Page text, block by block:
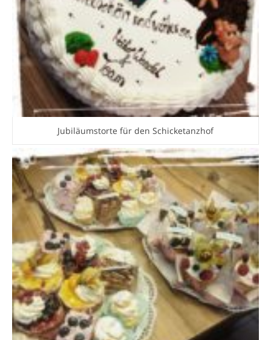
Jubiläumstorte für den Schicketanzhof